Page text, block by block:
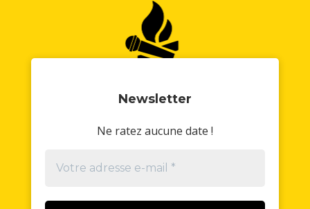
Politique de confidentialité
Newsletter
Ne ratez aucune date !